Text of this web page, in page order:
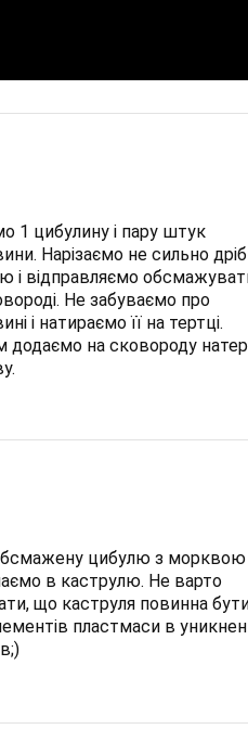
1 цибулину і пару штук
Нарізаємо не сильно
і відправляємо
Не забуваємо про
і натираємо її на тертці.
додаємо на сковороду
цибулю з морквою
в каструлю. Не варто
що каструля повинна
пластмаси в